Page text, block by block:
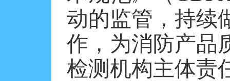
动的监管，持续
作，为消防产品
检测机构主体责